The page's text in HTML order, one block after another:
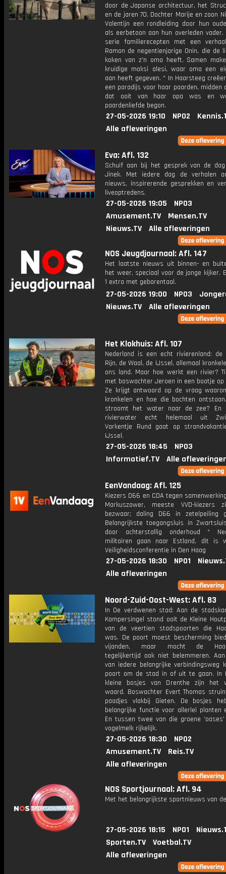
door de Japanse architectuur, het
en de jaren 70. Dochter Marije en zoon
Valentijn een rondleiding door hun
als eerbetoon aan hun overleden vader.
serie familierecepten met een
Ramon de negentienjarige Onin, die de
koken van z'n oma heeft. Samen
kruidige moksi alesi, waar oma een
aan heeft gegeven. * In Haarsteeg
een paradijs voor haar paarden, midden
dat ooit van haar opa was en
paardenliefde begon.
27-05-2026 19:10 NPO2
Alle afleveringen
Eva: Afl. 132
Schuif aan bij het gesprek van de
Jinek. Met iedere dag de verhalen
nieuws, inspirerende gesprekken en
liveoptredens.
27-05-2026 19:05
NPO3
Amusement.TV
Mensen.TV
Nieuws.TV
Alle afleveringen
NOS Jeugdjournaal: Afl. 147
Het laatste nieuws uit binnen- en
het weer, speciaal voor de jonge kijker.
1 extra met gebarentaal.
27-05-2026 19:00 NPO3
Nieuws.TV
Alle afleveringen
Het Klokhuis: Afl. 107
Nederland is een echt rivierenland: de
Rijn, de Waal, de IJssel, allemaal
ons land. Maar hoe werkt een rivier?
met boswachter Jeroen in een bootje op
Ze krijgt antwoord op de vraag
kronkelen en hoe die bochten
stroomt het water naar de zee? En
rivierwater echt helemaal uit
Varkentje Rund gaat op
IJssel.
27-05-2026 18:45
NPO3
Informatief.TV
Alle
EenVandaag: Afl. 125
Kiezers D66 en CDA tegen
Markuszower, meeste VVD-kiezers
bezwaar; daling D66 in zetelpeiling
Belangrijkste toegangsluis in
door achterstallig onderhoud *
militairen gaan naar Estland, dit is
Veiligheidsconferentie in Den Haag
27-05-2026 18:30 NPO1
Alle afleveringen
Noord-Zuid-Oost-West: Afl. 83
In De verdwenen stad: Aan de
Kampersingel stond ooit de Kleine
van de veertien stadspoorten die
was. De poort moest bescherming
vijanden, maar mocht de
tegelijkertijd ook niet belemmeren.
van iedere belangrijke verbindingsweg
poort om de stad in of uit te gaan. In
kleine bosjes van Drenthe zijn het
waard. Boswachter Evert Thomas
paadjes vlakbij Gieten. De bosjes
belangrijke functie voor allerlei planten
En tussen twee van die groene
vogelmelk rijkelijk.
27-05-2026 18:30
NPO2
Amusement.TV
Reis.TV
Alle afleveringen
NOS Sportjournaal: Afl. 94
Met het belangrijkste sportnieuws van
27-05-2026 18:15 NPO1
Sporten.TV
Voetbal.TV
Alle afleveringen